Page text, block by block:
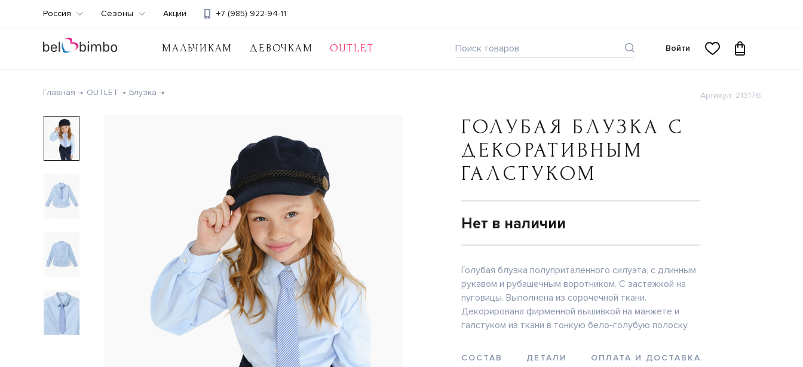
МАЛЬЧИКАМ ДЕВОЧКАМ OUTLET
+7 (985) 922-94-11
Россия Сезоны Акции
Войти
Главная OUTLET Блузка Артикул: 213176
ГОЛУБАЯ БЛУЗКА С
ДЕКОРАТИВНЫМ
ГАЛСТУКОМ
Нет в наличии
Голубая блузка полуприталенного силуэта, с длинным
рукавом и рубашечным воротником. С застежкой на
пуговицы. Выполнена из сорочечной ткани.
Декорирована фирменной вышивкой на манжете и
галстуком из ткани в тонкую бело-голубую полоску.
СОСТАВ ДЕТАЛИ ОПЛАТА И ДОСТАВКА